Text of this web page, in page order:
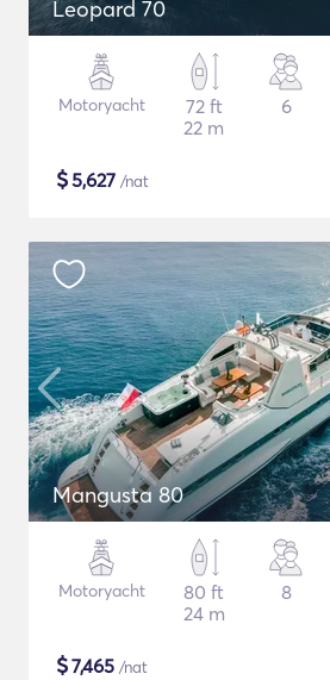
Leopard 70
Motoryacht
72 ft
22 m
6
$5,627 /nat
Mangusta 80
Motoryacht
80 ft
24 m
8
$7,465 /nat